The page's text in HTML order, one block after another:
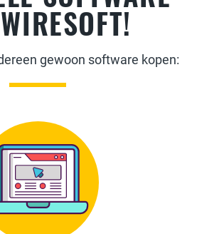
gewoon software kopen: